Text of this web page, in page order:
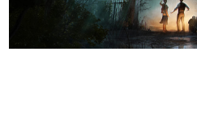
一先生によるゲーム業
なんでゲームは面